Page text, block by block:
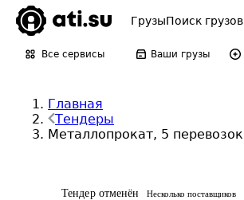
ГрузыПоиск грузов
Все сервисы Ваши грузы
Главная
Тендеры
Металлопрокат, 5 перевозок
Тендер отменён Несколько поставщиков